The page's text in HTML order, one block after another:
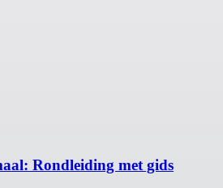
Rondleiding met gids